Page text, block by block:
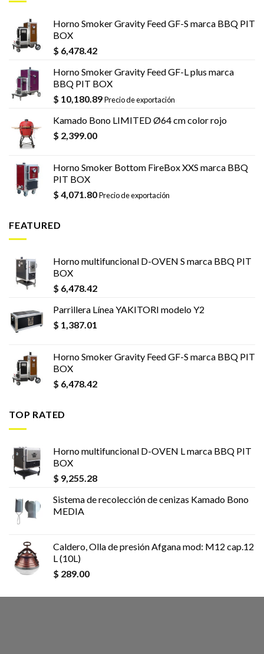
Horno Smoker Gravity Feed GF-S marca BBQ PIT
BOX
$ 6,478.42
Horno Smoker Gravity Feed GF-L plus marca
BBQ PIT BOX
$ 10,180.89Precio de exportación
Kamado Bono LIMITED Ø64 cm color rojo
$ 2,399.00
Horno Smoker Bottom FireBox XXS marca BBQ
PIT BOX
$ 4,071.80Precio de exportación
FEATURED
Horno multifuncional D-OVEN S marca BBQ PIT
BOX
$ 6,478.42
Parrillera Línea YAKITORI modelo Y2
$ 1,387.01
Horno Smoker Gravity Feed GF-S marca BBQ PIT
BOX
$ 6,478.42
TOP RATED
Horno multifuncional D-OVEN L marca BBQ PIT
BOX
$ 9,255.28
Sistema de recolección de cenizas Kamado Bono
MEDIA
Caldero, Olla de presión Afgana mod: M12 cap.12
L (10L)
$ 289.00